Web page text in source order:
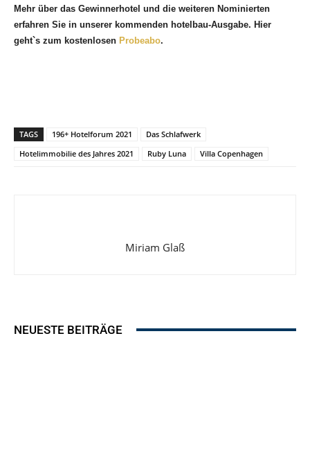
Mehr über das Gewinnerhotel und die weiteren Nominierten
erfahren Sie in unserer kommenden hotelbau-Ausgabe. Hier
geht`s zum kostenlosen Probeabo.
TAGS 196+ Hotelforum 2021
Das Schlafwerk
Hotelimmobilie des Jahres 2021
Ruby Luna Villa Copenhagen
Miriam Glaß
NEUESTE BEITRÄGE